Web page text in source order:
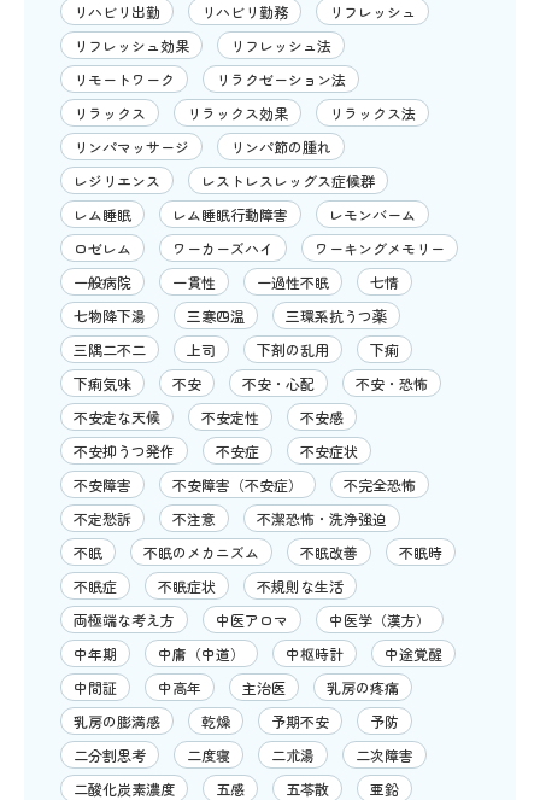
リハビリ出勤
リハビリ勤務
リフレッシュ
リフレッシュ効果
リフレッシュ法
リモートワーク
リラクゼーション法
リラックス
リラックス効果
リラックス法
リンパマッサージ
リンパ節の腫れ
レジリエンス
レストレスレッグス症候群
レム睡眠
レム睡眠行動障害
レモンバーム
ロゼレム
ワーカーズハイ
ワーキングメモリー
一般病院
一貫性 一過性不眠
七情
七物降下湯
三寒四温
三環系抗うつ薬
三隅二不二
上司 下剤の乱用
下痢
下痢気味
不安 不安・心配
不安・恐怖
不安定な天候
不安定性
不安感
不安抑うつ発作
不安症
不安症状
不安障害
不安障害（不安症）
不完全恐怖
不定愁訴
不注意
不潔恐怖・洗浄強迫
不眠
不眠のメカニズム 不眠改善
不眠時
不眠症
不眠症状
不規則な生活
両極端な考え方
中医アロマ
中医学（漢方）
中年期
中庸（中道） 中枢時計
中途覚醒
中間証
中高年 主治医
乳房の疼痛
乳房の膨満感
乾燥 予期不安
予防
二分割思考
二度寝 二朮湯
二次障害
二酸化炭素濃度
五感 五苓散
亜鉛